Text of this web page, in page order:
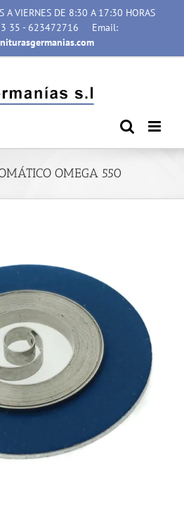
A VIERNES DE 8:30 A 17:30 HORAS
35 - 623472716
Email:
OMEGA 550